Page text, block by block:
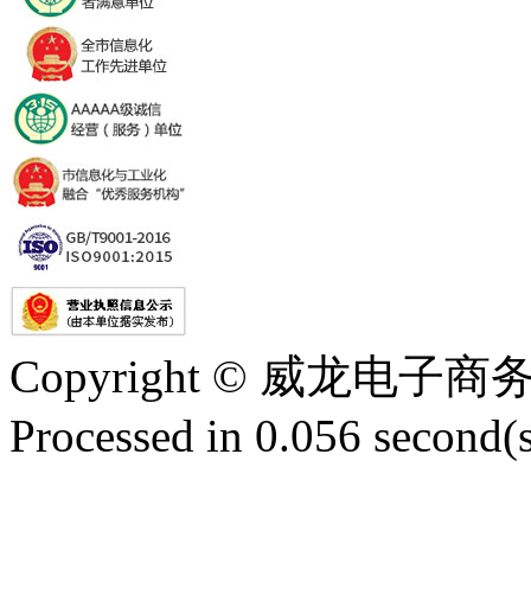
Copyright © 威龙电子商
Processed in 0.056